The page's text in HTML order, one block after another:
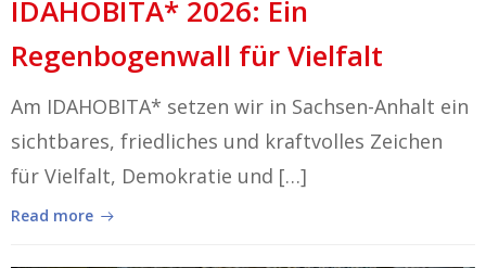
IDAHOBITA* 2026: Ein
Regenbogenwall für Vielfalt
Am IDAHOBITA* setzen wir in Sachsen-Anhalt ein
sichtbares, friedliches und kraftvolles Zeichen
für Vielfalt, Demokratie und […]
Read more